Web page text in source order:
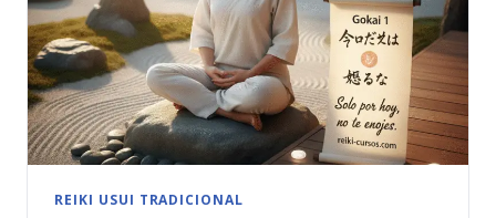
REIKI USUI TRADICIONAL